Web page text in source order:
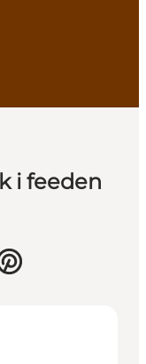
i feeden